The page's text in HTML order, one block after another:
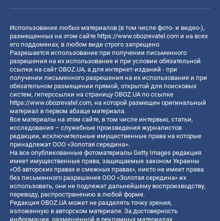
Использование любых материалов (в том числе фото- и видео-),
размещенных на этом сайте https://www.obozrevatel.com и на всех
его поддоменах, в любом виде строго запрещено.
Разрешается использование при получении письменного
разрешения на их использование и при условии обязательной
ссылки на сайт OBOZ.UA, а для интернет-изданий - при
получении письменного разрешения на их использование и при
обязательном размещении прямой, открытой для поисковых
систем, гиперссылки на страницу OBOZ.UA по ссылке
https://www.obozrevatel.com, на которой размещен оригинальный
материал в первом абзаце материала.
Все материалы на этом сайте, в том числе интервью, статьи,
исследования – служебные произведения журналистов
редакции, исключительные имущественные права на которые
принадлежат ООО «Золотая середина».
На все опубликованные фотоматериалы Getty Images редакция
имеет имущественные права, защищаемые законом Украины
«Об авторских правах и смежных правах», никто не имеет права
без письменного разрешения ООО «Золотая середина» их
использовать, они не подлежат дальнейшему воспроизводству,
переводу, распространению в любой форме.
Редакция OBOZ.UA может не разделять точку зрения,
изложенную в авторском материале. За достоверность
информации, размещенной в рекламных материалах,